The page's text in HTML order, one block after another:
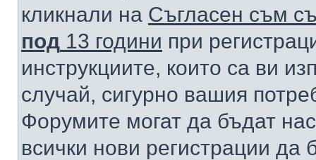
кликнали на Съгласен съм
под 13 години при
инструкциите, които са ви
случай, сигурно вашия
Форумите могат да бъдат
всички нови регистрации да